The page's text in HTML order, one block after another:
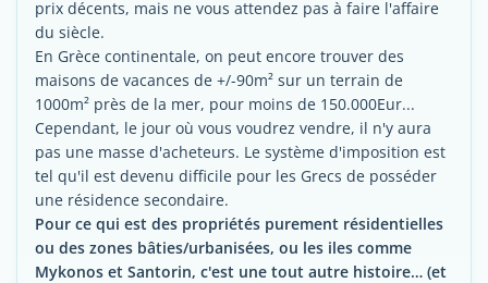
prix décents, mais ne vous attendez pas à faire l'affaire
du siècle.
En Grèce continentale, on peut encore trouver des
maisons de vacances de +/-90m² sur un terrain de
1000m² près de la mer, pour moins de 150.000Eur...
Cependant, le jour où vous voudrez vendre, il n'y aura
pas une masse d'acheteurs. Le système d'imposition est
tel qu'il est devenu difficile pour les Grecs de posséder
une résidence secondaire.
Pour ce qui est des propriétés purement résidentielles
ou des zones bâties/urbanisées, ou les iles comme
Mykonos et Santorin, c'est une tout autre histoire… (et